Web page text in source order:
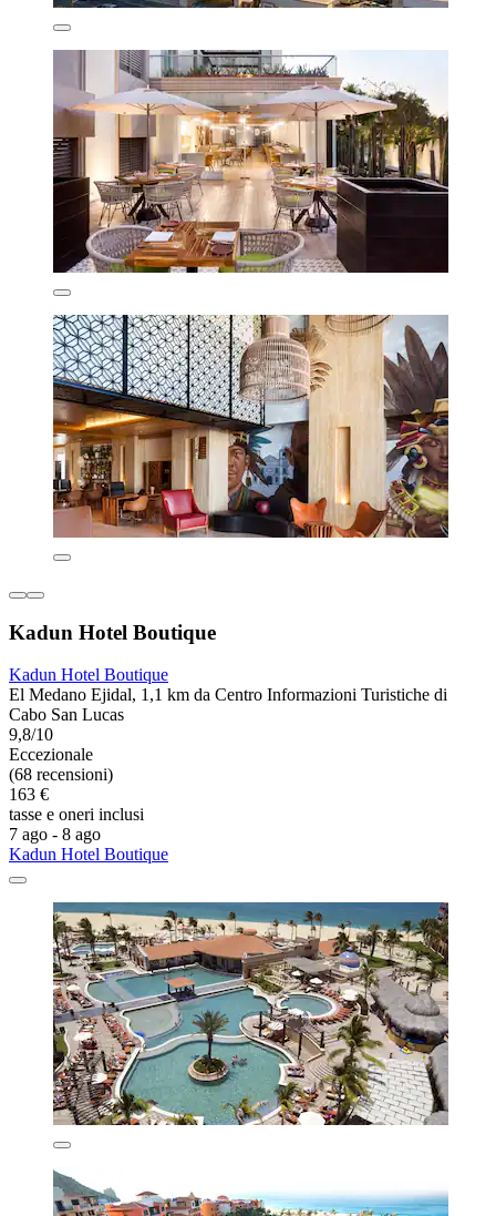
Kadun Hotel Boutique
Kadun Hotel Boutique
El Medano Ejidal, 1,1 km da Centro Informazioni Turistiche di
Cabo San Lucas
9,8/10
Eccezionale
(68 recensioni)
163 €
tasse e oneri inclusi
7 ago - 8 ago
Kadun Hotel Boutique